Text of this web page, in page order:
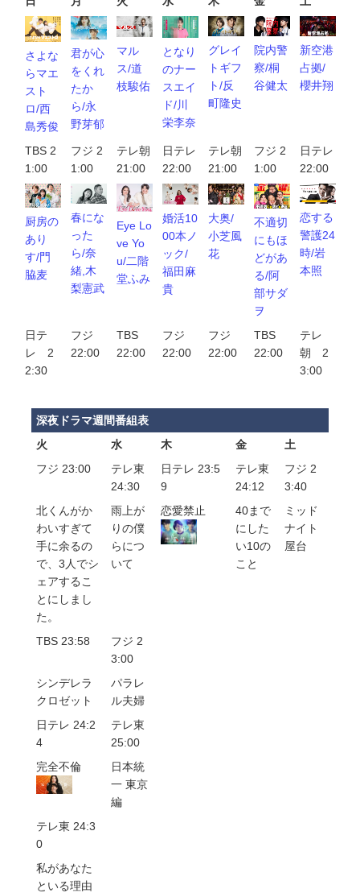
さよな
らマエ
スト
ロ/西
島秀俊
君が心
をくれ
たか
ら/永
野芽郁
マル
ス/道
枝駿佑
となり
のナー
スエイ
ド/川
栄李奈
グレイ
トギフ
ト/反
町隆史
院内警
察/桐
谷健太
新空港
占拠/
櫻井翔
TBS 2
1:00
フジ 2
1:00
テレ朝
21:00
日テレ
22:00
テレ朝
21:00
フジ 2
1:00
日テレ
22:00
厨房の
あり
す/門
脇麦
春にな
った
ら/奈
緒,木
梨憲武
Eye Lo
ve Yo
u/二階
堂ふみ
婚活10
00本ノ
ック/
福田麻
貴
大奥/
小芝風
花
不適切
にもほ
どがあ
る/阿
部サダ
ヲ
恋する
警護24
時/岩
本照
日テ
レ 2
2:30
フジ
22:00
TBS
22:00
フジ
22:00
フジ
22:00
TBS
22:00
テレ
朝 2
3:00
深夜ドラマ週間番組表
火
水 木 金
土
フジ 23:00
テレ東
24:30
日テレ 23:5
9
テレ東
24:12
フジ 2
3:40
北くんがか
わいすぎて
手に余るの
で、3人でシ
ェアするこ
とにしまし
た。
雨上が
りの僕
らにつ
いて
恋愛禁止
40まで
にした
い10の
こと
ミッド
ナイト
屋台
TBS 23:58
フジ 2
3:00
シンデレラ
クロゼット
パラレ
ル夫婦
日テレ 24:2
4
テレ東
25:00
完全不倫
日本統
一 東京
編
テレ東 24:3
0
私があなた
といる理由